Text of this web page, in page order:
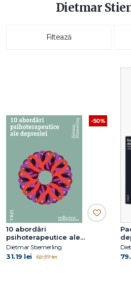
Dietmar
Filtează
-50%
10 abordări
psihoterapeutice ale
depresiei
Dietmar Stiemerling
31.19 lei 62.37 lei